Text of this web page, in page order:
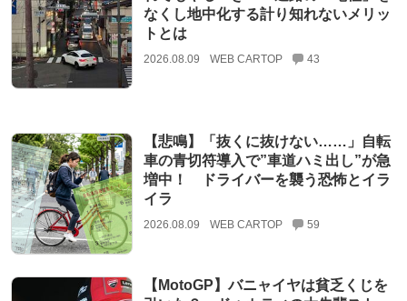
なくし地中化する計り知れないメリッ
トとは
2026.08.09 WEB CARTOP 43
【悲鳴】「抜くに抜けない……」自転
車の青切符導入で”車道ハミ出し”が急
増中！ ドライバーを襲う恐怖とイラ
イラ
2026.08.09 WEB CARTOP 59
【MotoGP】バニャイヤは貧乏くじを